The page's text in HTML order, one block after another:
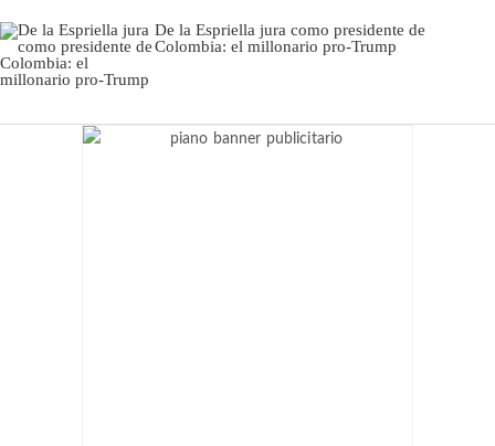
De la Espriella jura como presidente de
Colombia: el millonario pro-Trump